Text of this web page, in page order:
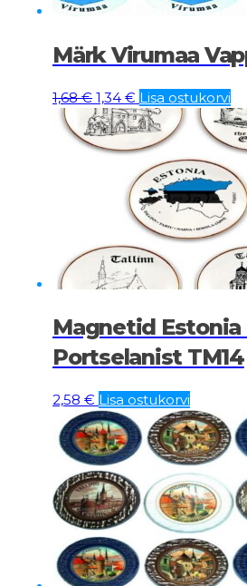
Märk Virumaa
1,68€ Algne
hind
oli:
1,68 €.
1,34 € Current
price
is:
1,34 €.
Lisa ostukorvi
Magnetid Estonia
Portselanist TM14
2,58 € Lisa ostukorvi